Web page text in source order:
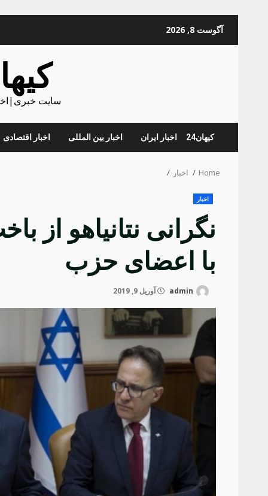
Skip
آگوست 8, 2026
سایت
کیهان24 اخبار ایران اخبار بین المللی اخبار اقتصادی
Home اخبار
اخبار
نگرانی نتانیاهو از
با اعضای حزب
آوریل 9, 2019